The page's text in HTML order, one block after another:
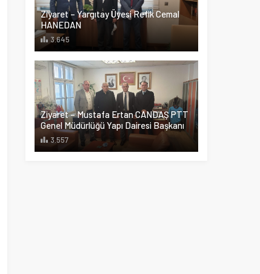
Ziyaret – Yargıtay Üyesi Refik Cemal
HANEDAN
3.645
Ziyaret – Mustafa Ertan CANDAŞ PTT
Genel Müdürlüğü Yapı Dairesi Başkanı
3.557